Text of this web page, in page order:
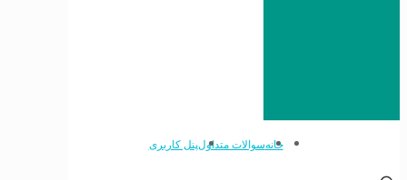
خانهسوالات متداولپنل کاربری